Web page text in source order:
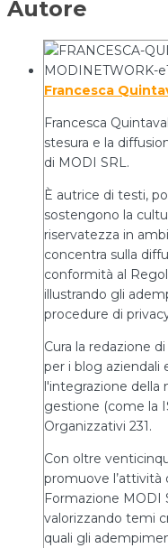
Autore
Francesca
Francesca
stesura e la
di MODI SRL.
È autrice di testi,
sostengono la
riservatezza in
concentra sulla
conformità al
illustrando gli
procedure di
Cura la redazione
per i blog aziendali
l'integrazione della
gestione (come la
Organizzativi 231.
Con oltre
promuove l’attività
Formazione MODI
valorizzando temi
quali gli